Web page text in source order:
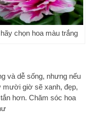
chọn hoa màu trắng
và dễ sống, nhưng nếu
mười giờ sẽ xanh, đẹp,
hơn. Chăm sóc hoa